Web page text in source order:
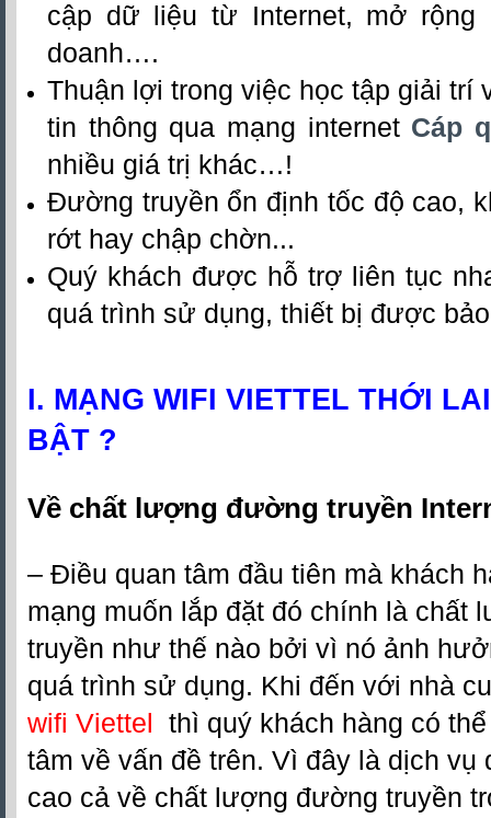
cập dữ liệu từ Internet, mở rộng
doanh….
Thuận lợi trong việc học tập giải trí
tin thông qua mạng internet Cáp
nhiều giá trị khác…!
Đường truyền ổn định tốc độ cao,
rớt hay chập chờn...
Quý khách được hỗ trợ liên tục
quá trình sử dụng, thiết bị được
I. MẠNG WIFI VIETTEL THỚI
BẬT ?
Về chất lượng đường truyền
– Điều quan tâm đầu tiên mà khách
mạng muốn lắp đặt đó chính là chất
truyền như thế nào bởi vì nó ảnh
quá trình sử dụng. Khi đến với nhà
wifi Viettel thì quý khách hàng có
tâm về vấn đề trên. Vì đây là dịch vụ
cao cả về chất lượng đường truyền